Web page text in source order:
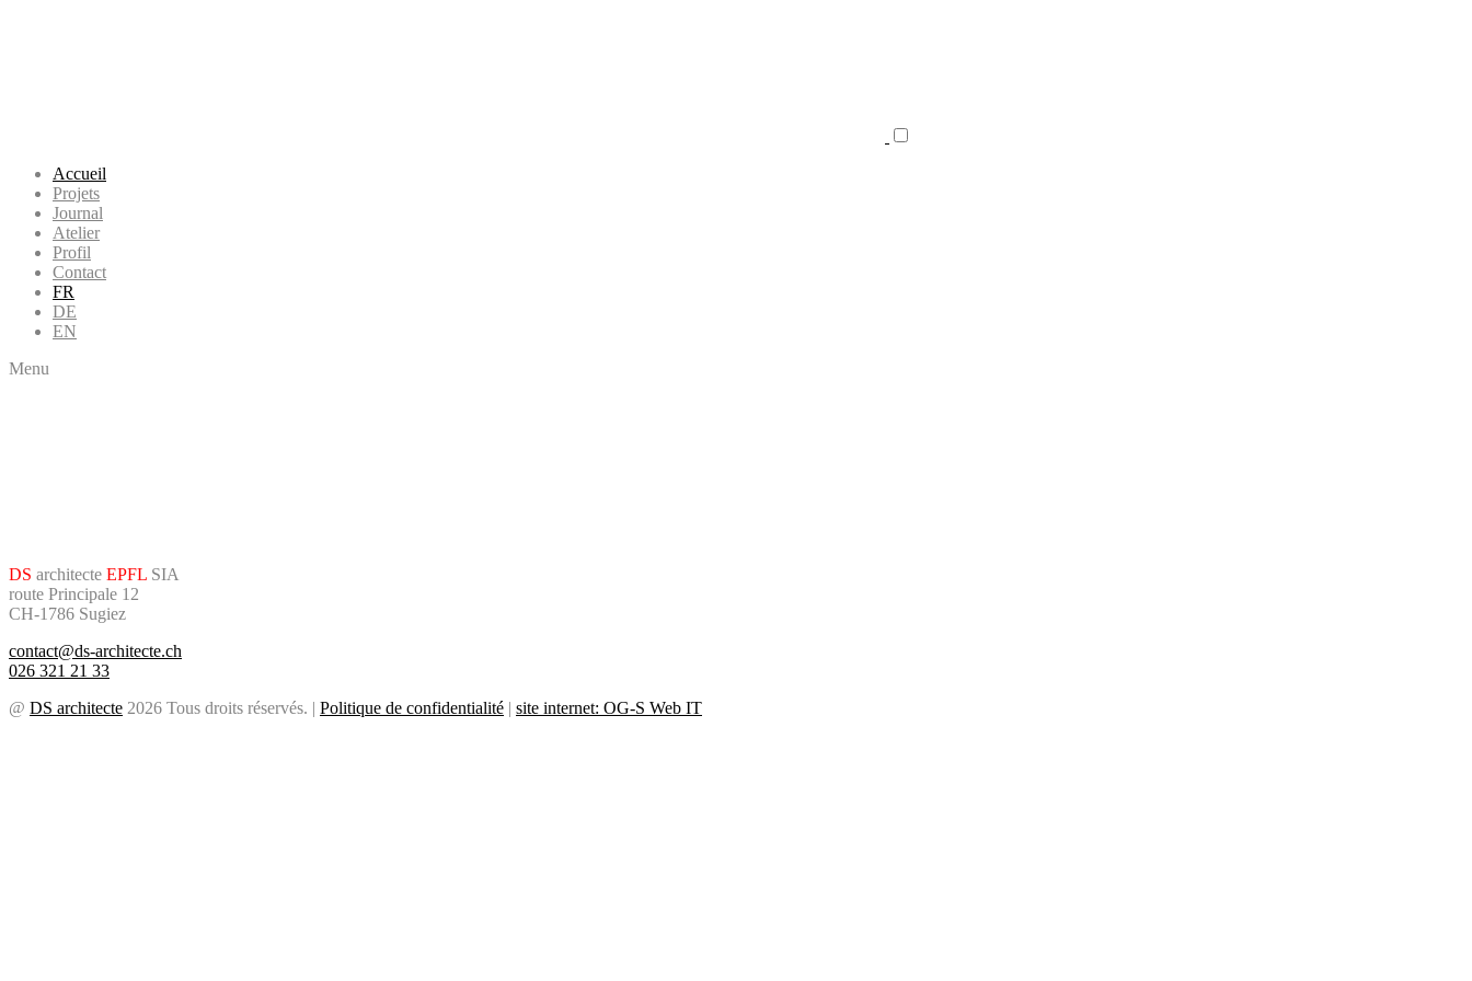
Accueil
Projets
Journal
Atelier
Profil
Contact
FR
DE
EN
Menu
DS architecte EPFL SIA
route Principale 12
CH-1786 Sugiez
contact@ds-architecte.ch
026 321 21 33
@ DS architecte 2026 Tous droits réservés. | Politique de confidentialité | site internet: OG-S Web IT